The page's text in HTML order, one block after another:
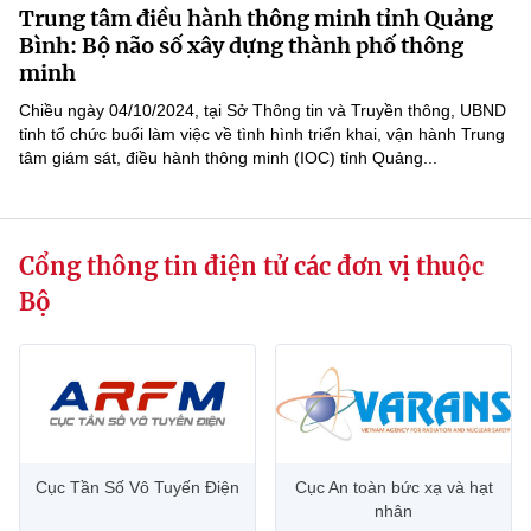
Sở Khoa học và Công nghệ
Chuyển đổi số
Sở hữu trí tuệ
Năng lượng nguyên tử
Tin địa phương
Văn bản QPPL
Văn bản chỉ đạo điều hành
Lấy ý kiến người dân về dự thảo VBQPPL
MST IOFFICE
THỐNG KÊ
Khoa học và Công nghệ
Chuyển đổi số
Bưu chính, Viễn thông
Tiêu chuẩn, đo lường, chất lượng
Năng lượng nguyên tử
Multimedia
Videos
Nhiệm vụ trọng tâm
Trung tâm điều hành thông minh tỉnh Quảng
Bình: Bộ não số xây dựng thành phố thông
minh
Chiều ngày 04/10/2024, tại Sở Thông tin và Truyền thông, UBND
tỉnh tổ chức buổi làm việc về tình hình triển khai, vận hành Trung
tâm giám sát, điều hành thông minh (IOC) tỉnh Quảng...
Cổng thông tin điện tử các đơn vị thuộc
Bộ
Cục Tần Số Vô Tuyến Điện
Cục An toàn bức xạ và hạt
nhân